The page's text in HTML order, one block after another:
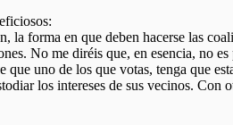
la forma en que deben hacerse las
No me diréis que, en esencia, no
uno de los que votas, tenga que
los intereses de sus vecinos.